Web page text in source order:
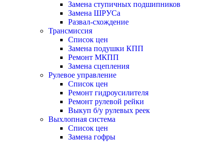
Замена ступичных подшипников
Замена ШРУСа
Развал-схождение
Трансмиссия
Список цен
Замена подушки КПП
Ремонт МКПП
Замена сцепления
Рулевое управление
Список цен
Ремонт гидроусилителя
Ремонт рулевой рейки
Выкуп б/у рулевых реек
Выхлопная система
Список цен
Замена гофры